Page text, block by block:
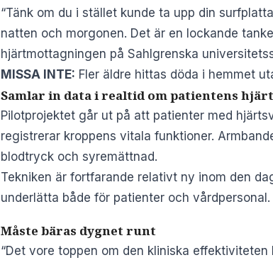
“Tänk om du i stället kunde ta upp din
natten och morgonen. Det är en lockande
hjärtmottagningen på Sahlgrenska
MISSA INTE: Fler äldre hittas döda i hemmet
Samlar in data i realtid om patientens
Pilotprojektet går ut på att patienter med
registrerar kroppens vitala funktioner.
blodtryck och syremättnad.
Tekniken är fortfarande relativt ny inom den
underlätta både för patienter och vårdpersonal.
Måste bäras dygnet runt
“Det vore toppen om den kliniska